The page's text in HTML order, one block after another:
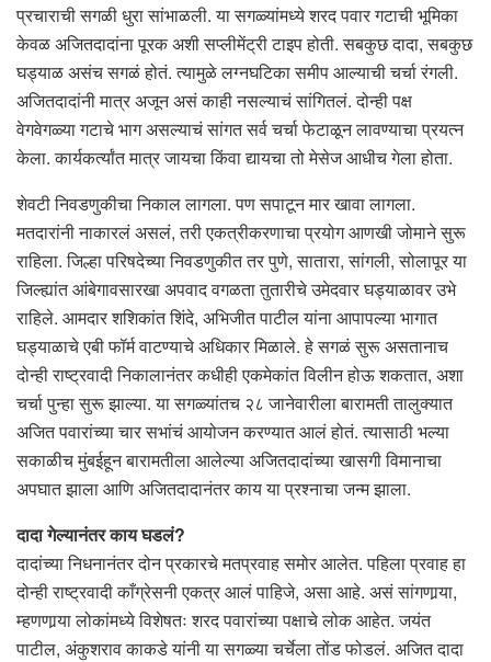
प्रचाराची सगळी धुरा सांभाळली. या सगळ्यांमध्ये शरद पवार गटाची भूमिका
केवळ अजितदादांना पूरक अशी सप्लीमेंट्री टाइप होती. सबकुछ दादा, सबकुछ
घड्याळ असंच सगळं होतं. त्यामुळे लग्नघटिका समीप आल्याची चर्चा रंगली.
अजितदादांनी मात्र अजून असं काही नसल्याचं सांगितलं. दोन्ही पक्ष
वेगवेगळ्या गटाचे भाग असल्याचं सांगत सर्व चर्चा फेटाळून लावण्याचा प्रयत्न
केला. कार्यकर्त्यांत मात्र जायचा किंवा द्यायचा तो मेसेज आधीच गेला होता.
शेवटी निवडणुकीचा निकाल लागला. पण सपाटून मार खावा लागला.
मतदारांनी नाकारलं असलं, तरी एकत्रीकरणाचा प्रयोग आणखी जोमाने सुरू
राहिला. जिल्हा परिषदेच्या निवडणुकीत तर पुणे, सातारा, सांगली, सोलापूर या
जिल्ह्यांत आंबेगावसारखा अपवाद वगळता तुतारीचे उमेदवार घड्याळावर उभे
राहिले. आमदार शशिकांत शिंदे, अभिजीत पाटील यांना आपापल्या भागात
घड्याळाचे एबी फॉर्म वाटण्याचे अधिकार मिळाले. हे सगळं सुरू असतानाच
दोन्ही राष्ट्रवादी निकालानंतर कधीही एकमेकांत विलीन होऊ शकतात, अशा
चर्चा पुन्हा सुरू झाल्या. या सगळ्यांतच २८ जानेवारीला बारामती तालुक्यात
अजित पवारांच्या चार सभांचं आयोजन करण्यात आलं होतं. त्यासाठी भल्या
सकाळीच मुंबईहून बारामतीला आलेल्या अजितदादांच्या खासगी विमानाचा
अपघात झाला आणि अजितदादानंतर काय या प्रश्नाचा जन्म झाला.
दादा गेल्यानंतर काय घडलं?
दादांच्या निधनानंतर दोन प्रकारचे मतप्रवाह समोर आलेत. पहिला प्रवाह हा
दोन्ही राष्ट्रवादी काँग्रेसनी एकत्र आलं पाहिजे, असा आहे. असं सांगणार्‍या,
म्हणणार्‍या लोकांमध्ये विशेषतः शरद पवारांच्या पक्षाचे लोक आहेत. जयंत
पाटील, अंकुशराव काकडे यांनी या सगळ्या चर्चेला तोंड फोडलं. अजित दादा